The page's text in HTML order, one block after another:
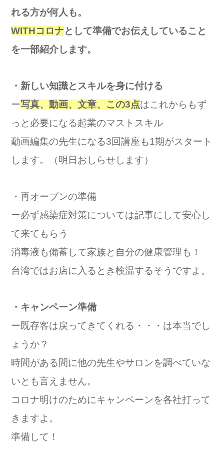
れる方が何人も。
WITHコロナとして準備でお伝えしていること
を一部紹介します。
・新しい知識とスキルを身に付ける
ー写真、動画、文章、この3点はこれからもず
っと必要になる起業のマストスキル
動画編集の先生になる3回講座も1期がスタート
します。（明日おしらせします）
・再オープンの準備
ー必ず感染症対策については記事にして安心し
て来てもらう
消毒液も備蓄して家族と自分の健康管理も！
台湾ではお店に入るとき検温するそうですよ。
・キャンペーン準備
ー既存客は戻ってきてくれる・・・は本当でし
ょうか？
時間がある間に他の先生やサロンを調べていな
いとも言えません。
コロナ明けのためにキャンペーンを各社打って
きますよ。
準備して！